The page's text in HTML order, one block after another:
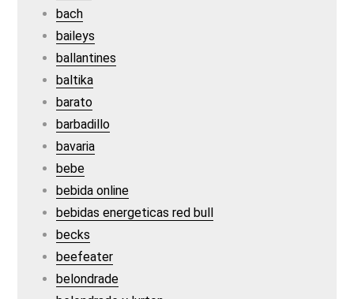
bach
baileys
ballantines
baltika
barato
barbadillo
bavaria
bebe
bebida online
bebidas energeticas red bull
becks
beefeater
belondrade